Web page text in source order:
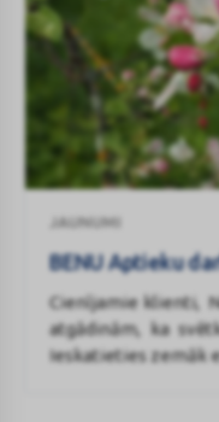
Aptieku
darba
maijs
svētkos
JAUNUMI
BENU Aptieku
Cienījamie klienti,
atgādinām, ka
Ieskatieties zemāk